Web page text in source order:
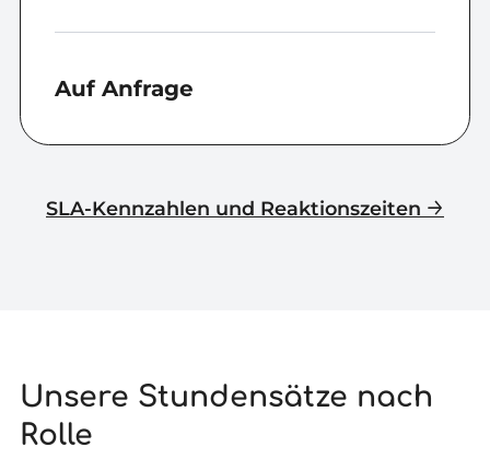
Auf Anfrage
SLA-Kennzahlen und Reaktionszeiten
Unsere Stundensätze nach
Rolle